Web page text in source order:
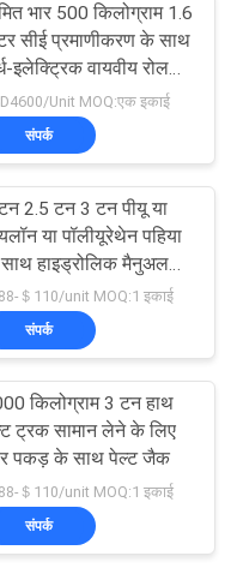
33
11
28
भार 500 किलोग्राम 1.6
सीई प्रमाणीकरण के साथ
इलेक्ट्रिक वायवीय रोल
स्टैकरUnit MOQ:एक इकाई
संपर्क
2.5 टन 3 टन पीयू या
या पॉलीयूरेथेन पहिया
हाइड्रोलिक मैनुअल
ट्रक पैलेट जैक
＄110/unit MOQ:1 इकाई
संपर्क
किलोग्राम 3 टन हाथ
ट्रक सामान लेने के लिए
पकड़ के साथ पेल्ट जैक
＄110/unit MOQ:1 इकाई
संपर्क